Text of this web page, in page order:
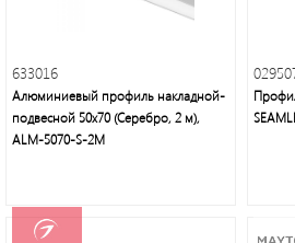
633016
Алюминиевый профиль накладной-
подвесной 50х70 (Серебро, 2 м),
ALM-5070-S-2M